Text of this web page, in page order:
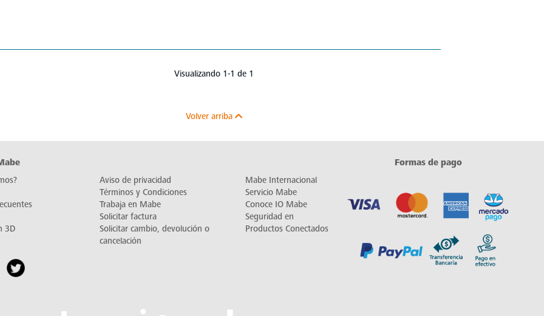
Visualizando 1-1 de 1
Volver arriba
3D
Aviso de privacidad
Términos y Condiciones
Trabaja en Mabe
Solicitar factura
Solicitar cambio, devolución o
cancelación
Mabe Internacional
Servicio Mabe
Conoce IO Mabe
Seguridad en
Productos Conectados
Formas de pago